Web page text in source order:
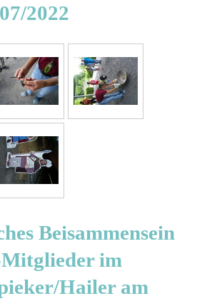
2022
Beisammensein
im
Hailer am